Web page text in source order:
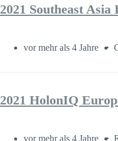
2021 Southeast Asia
vor mehr als 4 Jahre
2021 HolonIQ
vor mehr als 4 Jahre